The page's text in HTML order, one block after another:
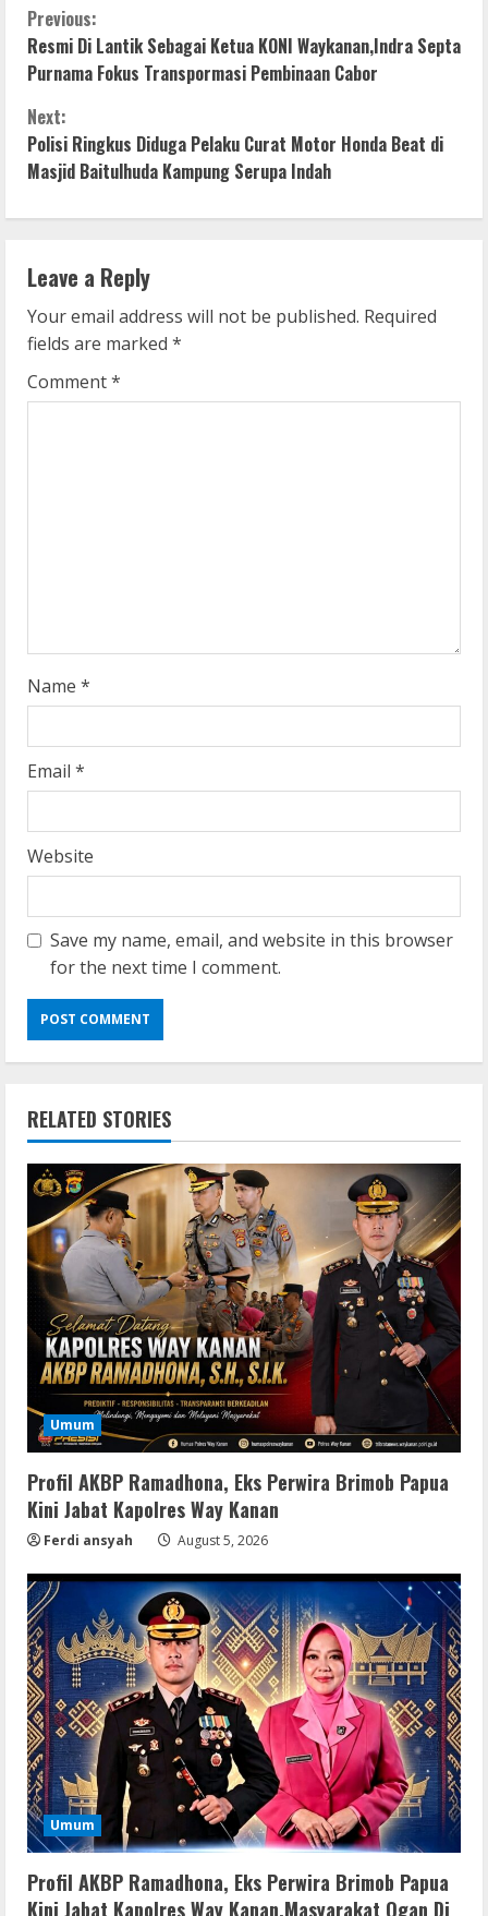
C
o
n
t
i
n
u
e
R
g
Previous:
Resmi Di Lantik Sebagai Ketua KONI Waykanan,Indra Septa
Purnama Fokus Transpormasi Pembinaan Cabor
Next:
Polisi Ringkus Diduga Pelaku Curat Motor Honda Beat di
Masjid Baitulhuda Kampung Serupa Indah
Leave a Reply
Your email address will not be published. Required
fields are marked *
Comment*
Name *
Email *
Website
Save my name, email, and website in this browser
for the next time I comment.
RELATED STORIES
Umum
Profil AKBP Ramadhona, Eks Perwira Brimob Papua
Kini Jabat Kapolres Way Kanan
Ferdi ansyah August 5, 2026
Umum
Profil AKBP Ramadhona, Eks Perwira Brimob Papua
Kini Jabat Kapolres Way Kanan,Masyarakat Ogan Di